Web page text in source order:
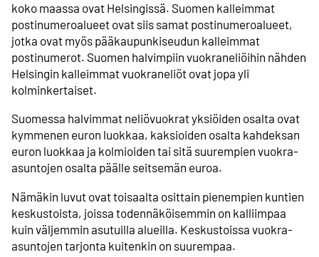
koko maassa ovat Helsingissä. Suomen kalleimmat
postinumeroalueet ovat siis samat postinumeroalueet,
jotka ovat myös pääkaupunkiseudun kalleimmat
postinumerot. Suomen halvimpiin vuokraneliöihin nähden
Helsingin kalleimmat vuokraneliöt ovat jopa yli
kolminkertaiset.
Suomessa halvimmat neliövuokrat yksiöiden osalta ovat
kymmenen euron luokkaa, kaksioiden osalta kahdeksan
euron luokkaa ja kolmioiden tai sitä suurempien vuokra-
asuntojen osalta päälle seitsemän euroa.
Nämäkin luvut ovat toisaalta osittain pienempien kuntien
keskustoista, joissa todennäköisemmin on kalliimpaa
kuin väljemmin asutuilla alueilla. Keskustoissa vuokra-
asuntojen tarjonta kuitenkin on suurempaa.